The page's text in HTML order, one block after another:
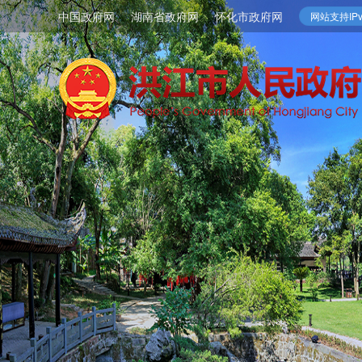
中国政府网 湖南省政府网 怀化市政府网 网站支持